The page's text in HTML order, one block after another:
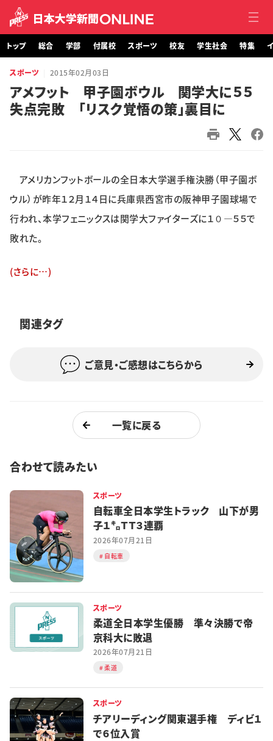
トップ
総合
スポーツ
イベント
購読 日大文芸賞
トップ 総合 学部 付属校 スポーツ 校友 学生社会 特集
スポーツ 2015年02月03日
アメフット 甲子園ボウル 関学大に５５
失点完敗 「リスク覚悟の策」裏目に
アメリカンフットボールの全日本大学選手権決勝（甲子園ボ
ウル）が昨年１２月１４日に兵庫県西宮市の阪神甲子園球場で
行われ、本学フェニックスは関学大ファイターズに１０―５５で
敗れた。
(さらに…)
関連タグ
ご意見・ご感想はこちらから
一覧に戻る
合わせて読みたい
スポーツ
自転車全日本学生トラック 山下が男
子１㌔ＴＴ３連覇
2026年07月21日
自転車
スポーツ
柔道全日本学生優勝 準々決勝で帝
京科大に敗退
2026年07月21日
柔道
スポーツ
チアリーディング関東選手権 ディビ１
で６位入賞